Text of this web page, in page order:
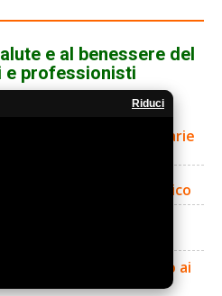
e al benessere del
e professionisti
infettive e parassitarie
muscolo-scheletrico
primo soccorso ai
Riduci